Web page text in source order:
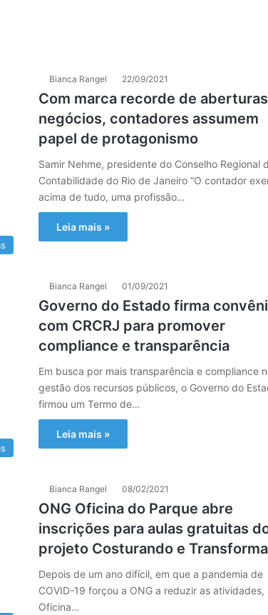
Bianca Rangel 22/09/2021
Com marca recorde de
negócios, contadores assumem
papel de protagonismo
Samir Nehme, presidente do Conselho Regional
Contabilidade do Rio de Janeiro “O contador
acima de tudo, uma profissão…
Leia mais »
Bianca Rangel 01/09/2021
Governo do Estado firma
com CRCRJ para promover
compliance e transparência
Em busca por mais transparência e compliance
gestão dos recursos públicos, o Governo do
firmou um Termo de…
Leia mais »
Bianca Rangel 08/02/2021
ONG Oficina do Parque abre
inscrições para aulas gratuitas
projeto Costurando e
Depois de um ano difícil, em que a pandemia de
COVID-19 forçou a ONG a reduzir as atividades,
Oficina…